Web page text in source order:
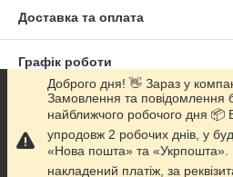
Доставка та оплата
Графік роботи
Повна версія сайту
Сайт створено на маркетплейсі
Доброго дня! 👋 Зараз у
Замовлення та повідомлення
найближчого робочого дня 📦
упродовж 2 робочих днів, у
«Нова пошта» та
накладений платіж, за